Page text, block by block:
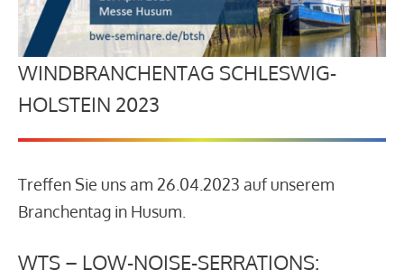
WINDBRANCHENTAG SCHLESWIG-
HOLSTEIN 2023
Treffen Sie uns am 26.04.2023 auf unserem
Branchentag in Husum.
WTS – LOW-NOISE-SERRATIONS: